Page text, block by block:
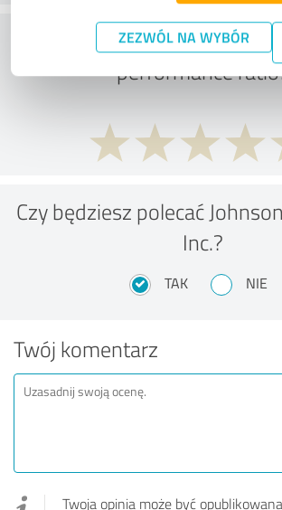
ZEZWÓL NA WYBÓR
What do you think of
performance
Czy będziesz polecać
Inc.?
TAK NIE
Twój komentarz
Twoja opinia może być